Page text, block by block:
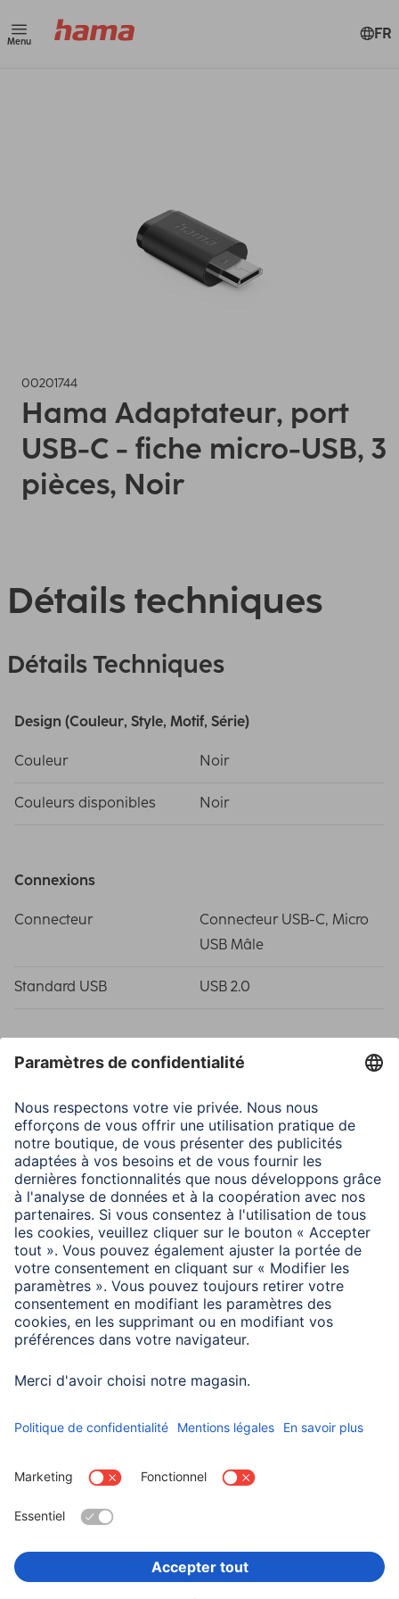
Menu FR
00201744
Hama Adaptateur, port
USB-C - fiche micro-USB, 3
pièces, Noir
Détails techniques
Détails Techniques
Design (Couleur, Style, Motif, Série)
Couleur Noir
Couleurs disponibles Noir
Connexions
Connecteur
Connecteur USB-C, Micro
USB Mâle
Standard USB USB 2.0
Propriétés spécifiques
Taux de transfert de
données max.
480 Mbit/s
Information des consommateurs
Cette combinaison d’adaptateur n’est pas prévue dans la
spécification USB, par conséquent, elle offre une prise en
charge restreinte de la fonction/compatibilité.
Informations institutionnelles